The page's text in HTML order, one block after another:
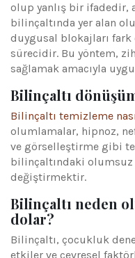
olup yanlış bir ifadedir,
bilinçaltında yer alan
duygusal blokajları
sürecidir. Bu yöntem,
sağlamak amacıyla
Bilinçaltı
Bilinçaltı temizleme
olumlamalar, hipnoz,
ve görselleştirme gibi
bilinçaltındaki
değiştirmektir.
Bilinçaltı neden
dolar?
Bilinçaltı, çocukluk
etkiler ve çevresel